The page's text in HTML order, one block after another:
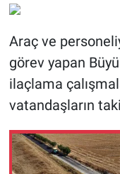
Araç ve
görev yapan
ilaçlama
vatandaşların